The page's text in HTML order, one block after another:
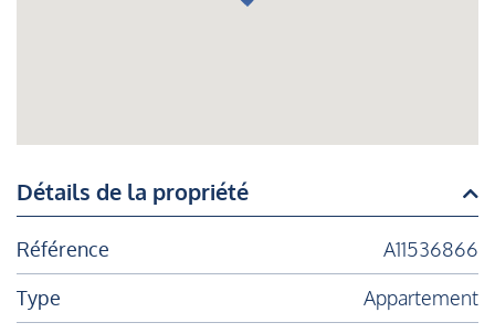
Détails de la propriété
Référence
A11536866
Type
Appartement